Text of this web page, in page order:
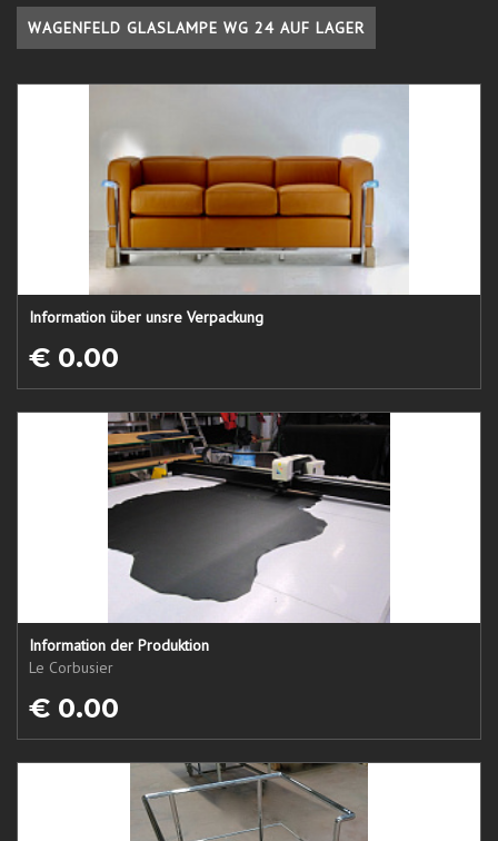
WAGENFELD GLASLAMPE WG 24 AUF LAGER
Information über unsre Verpackung
€ 0.00
Information der Produktion
Le Corbusier
€ 0.00